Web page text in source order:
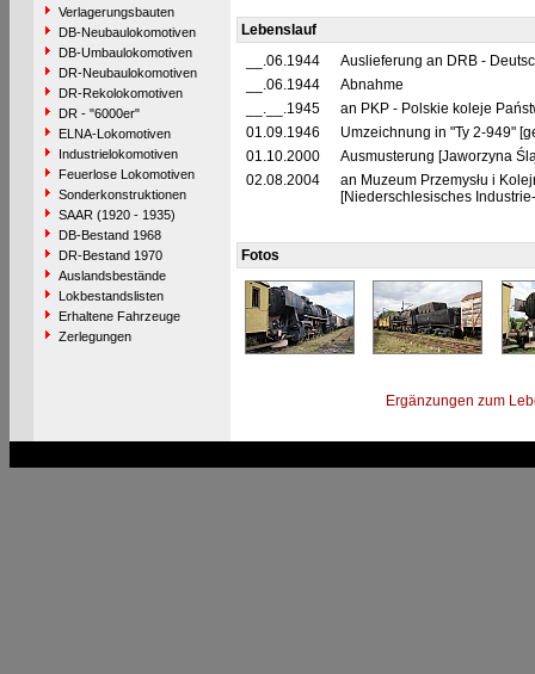
Verlagerungsbauten
DB-Neubaulokomotiven
DB-Umbaulokomotiven
DR-Neubaulokomotiven
DR-Rekolokomotiven
DR - "6000er"
ELNA-Lokomotiven
Industrielokomotiven
Feuerlose Lokomotiven
Sonderkonstruktionen
SAAR (1920 - 1935)
DB-Bestand 1968
DR-Bestand 1970
Auslandsbestände
Lokbestandslisten
Erhaltene Fahrzeuge
Zerlegungen
Lebenslauf
__.06.1944
Auslieferung an DRB -
__.06.1944
Abnahme
__.__.1945
an PKP - Polskie koleje
01.09.1946
Umzeichnung in "Ty 2-949"
01.10.2000
Ausmusterung [Jaworzyna
02.08.2004
an Muzeum Przemysłu i
[Niederschlesisches
Fotos
Ergänzungen zum